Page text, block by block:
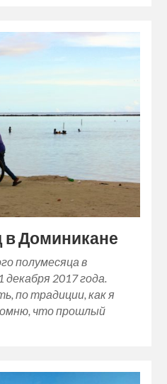
в Доминикане
полумесяца в
декабря 2017 года.
по традиции, как я
что прошлый